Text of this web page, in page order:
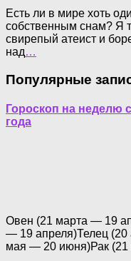
Есть ли в мире хоть
собственным снам? Я
свирепый атеист и
над…
Популярные
Гороскоп на неделю
года
Овен (21 марта — 19
— 19 апреля)Телец
мая — 20 июня)Рак